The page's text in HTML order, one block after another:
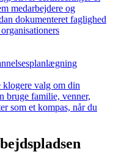
medarbejdere og
dokumenteret faglighed
valg om din
bruge familie, venner,
som et kompas, når du